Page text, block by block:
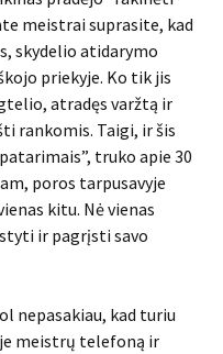
meistrai suprasite, kad
skydelio atidarymo
priekyje. Ko tik jis
atradęs varžtą ir
rankomis. Taigi, ir šis
truko apie 30
poros tarpusavyje
kitu. Nė vienas
ir pagrįsti savo
nepasakiau, kad turiu
meistrų telefoną ir